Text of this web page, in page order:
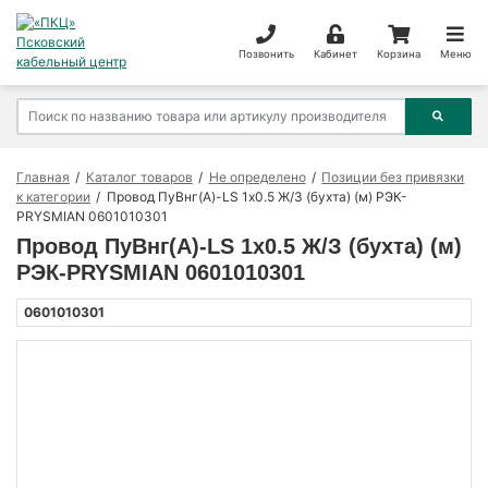
Позвонить Кабинет Корзина Меню
Главная Каталог товаров Не определено
Позиции без привязки
к категории
Провод ПуВнг(А)-LS 1х0.5 Ж/З (бухта) (м) РЭК-
PRYSMIAN 0601010301
Провод ПуВнг(А)-LS 1х0.5 Ж/З (бухта) (м)
РЭК-PRYSMIAN 0601010301
0601010301